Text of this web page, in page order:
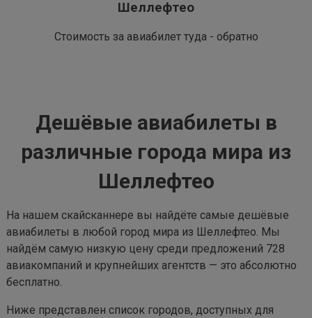
Шеллефтео
Стоимость за авиабилет туда - обратно
Дешёвые авиабилеты в
различные города мира из
Шеллефтео
На нашем скайсканнере вы найдёте самые дешёвые
авиабилеты в любой город мира из Шеллефтео. Мы
найдём самую низкую цену среди предложений 728
авиакомпаний и крупнейших агентств — это абсолютно
бесплатно.
Ниже представлен список городов, доступных для